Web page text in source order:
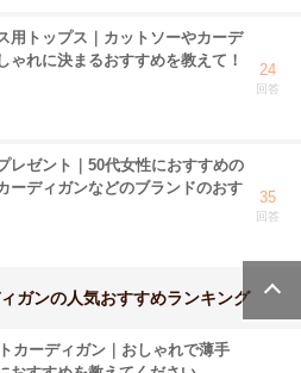
用トップス｜カットソーやカーデ
ゃれに決まるおすすめを教えて！
24
回答
レゼント｜50代女性におすすめの
ーディガンなどのブランドのおす
35
回答
ガンの人気おすすめランキング
カーディガン｜おしゃれで薄手